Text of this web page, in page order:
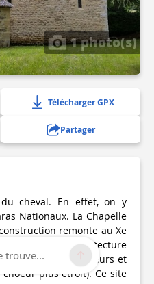
1 photo(s)
Télécharger GPX
Partager
cheval. En effet, on y
Nationaux. La Chapelle
remonte au Xe
de l’architecture
arrondis extérieurs et
plus étroit). Ce site
trouve...